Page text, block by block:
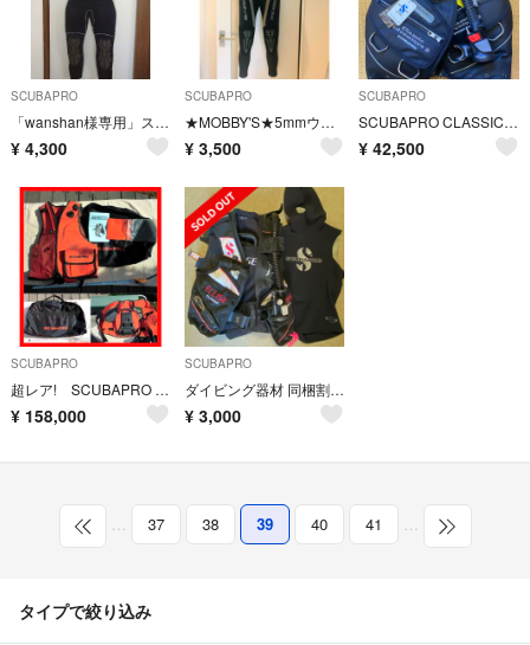
SCUBAPRO
「wanshan様専用」スキューバプロ ウエットスーツ
¥ 4,300
SCUBAPRO
★MOBBY'S★5mmウェットスーツ/レディース
¥ 3,500
SCUBAPRO
SCUBAPRO CLASSIC ADVENTURE 2
¥ 42,500
SCUBAPRO
超レア! SCUBAPRO スキューバプロ スタビ ディラー品 ラストプライス！
¥ 158,000
SCUBAPRO
ダイビング器材 同梱割引に応じます scuba pro BCD レディースXS
¥ 3,000
… 37 38 39 40 41 …
タイプで絞り込み